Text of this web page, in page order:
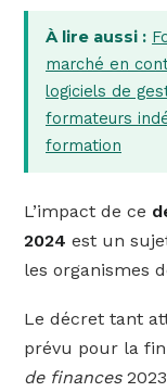
À lire aussi :
marché en
logiciels de
formateurs
formation
L’impact de ce
2024 est un
les organismes
Le décret tant
prévu pour la fin
de finances